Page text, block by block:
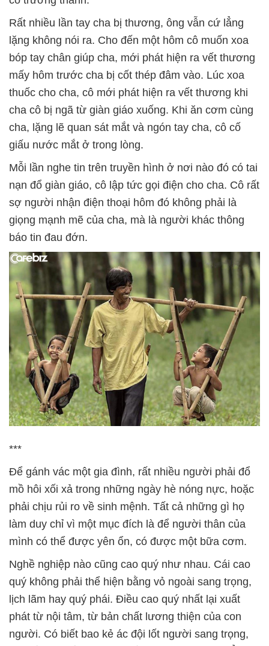
Rất nhiều lần tay cha bị thương, ông vẫn cứ lẳng
lặng không nói ra. Cho đến một hôm cô muốn xoa
bóp tay chân giúp cha, mới phát hiện ra vết thương
mấy hôm trước cha bị cốt thép đâm vào. Lúc xoa
thuốc cho cha, cô mới phát hiện ra vết thương khi
cha cô bị ngã từ giàn giáo xuống. Khi ăn cơm cùng
cha, lặng lẽ quan sát mắt và ngón tay cha, cô cố
giấu nước mắt ở trong lòng.
Mỗi lần nghe tin trên truyền hình ở nơi nào đó có tai
nạn đổ giàn giáo, cô lập tức gọi điện cho cha. Cô rất
sợ người nhận điện thoại hôm đó không phải là
giọng mạnh mẽ của cha, mà là người khác thông
báo tin đau đớn.
***
Để gánh vác một gia đình, rất nhiều người phải đổ
mồ hôi xối xả trong những ngày hè nóng nực, hoặc
phải chịu rủi ro về sinh mệnh. Tất cả những gì họ
làm duy chỉ vì một mục đích là để người thân của
mình có thể được yên ổn, có được một bữa cơm.
Nghề nghiệp nào cũng cao quý như nhau. Cái cao
quý không phải thể hiện bằng vỏ ngoài sang trọng,
lịch lãm hay quý phái. Điều cao quý nhất lại xuất
phát từ nội tâm, từ bản chất lương thiện của con
người. Có biết bao kẻ ác đội lốt người sang trọng,